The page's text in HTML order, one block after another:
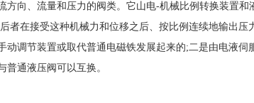
向、流量和压力的阀类。它山电-机械比例转换装置和
者在接受这种机械力和位移之后、按比例连续地输出压
调节装置或取代普通电磁铁发展起来的;二是由电液伺
通液压阀可以互换。